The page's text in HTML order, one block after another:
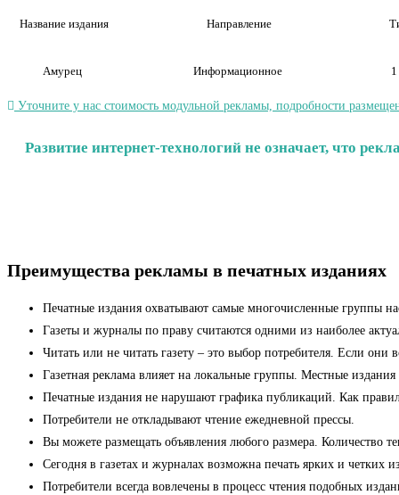
Название издания Направление
Амурец Информационное
Уточните у нас стоимость модульной рекламы, подробности
Развитие интернет-технологий не означает, что
Преимущества рекламы в печатных изданиях
Печатные издания охватывают самые многочисленные группы
Газеты и журналы по праву считаются одними из наиболее
Читать или не читать газету – это выбор потребителя. Если
Газетная реклама влияет на локальные группы. Местные
Печатные издания не нарушают графика публикаций. Как
Потребители не откладывают чтение ежедневной прессы.
Вы можете размещать объявления любого размера. Количество
Сегодня в газетах и журналах возможна печать ярких и четких
Потребители всегда вовлечены в процесс чтения подобных